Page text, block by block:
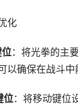
化
：将光拳的主
以确保在战斗中
位：将移动键位